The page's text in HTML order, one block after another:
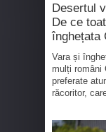
Desertul
De ce
înghețata
Vara și
mulți români
preferate
răcoritor,